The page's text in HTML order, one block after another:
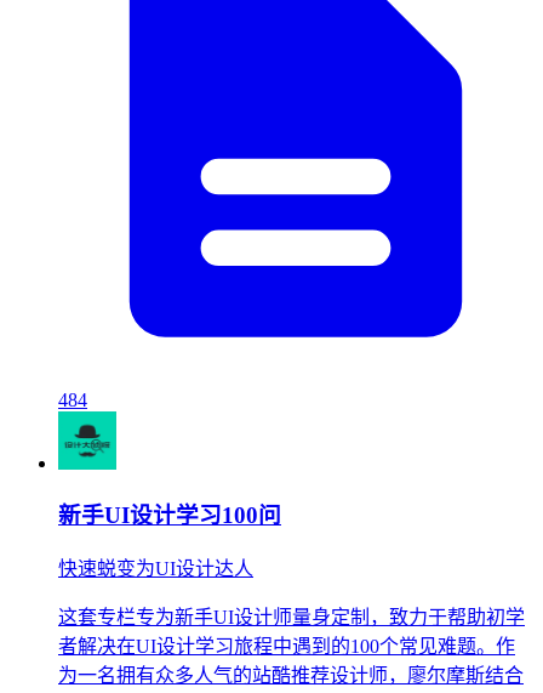
484
新手UI设计学习100问
快速蜕变为UI设计达人
这套专栏专为新手UI设计师量身定制，致力于帮助初学
者解决在UI设计学习旅程中遇到的100个常见难题。作
为一名拥有众多人气的站酷推荐设计师，廖尔摩斯结合